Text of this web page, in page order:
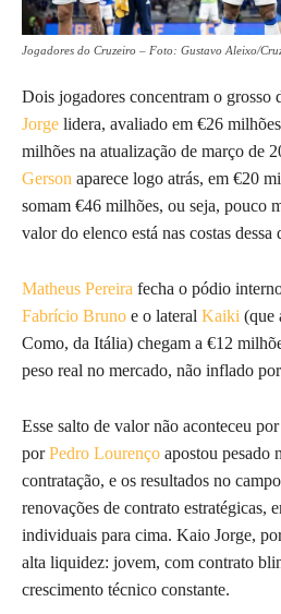
Jogadores do Cruzeiro – Foto: Gustavo Aleixo/
Dois jogadores concentram o grosso
Jorge lidera, avaliado em €26
milhões na atualização de março de
Gerson aparece logo atrás, em €20
somam €46 milhões, ou seja, pouco
valor do elenco está nas costas dessa
Matheus Pereira fecha o pódio
Fabrício Bruno e o lateral Kaiki (que
Como, da Itália) chegam a €12
peso real no mercado, não inflado
Esse salto de valor não aconteceu
porPedro Lourenço apostou pesado
contratação, e os resultados no
renovações de contrato estratégicas,
individuais para cima. Kaio Jorge,
alta liquidez: jovem, com contrato
crescimento técnico constante.